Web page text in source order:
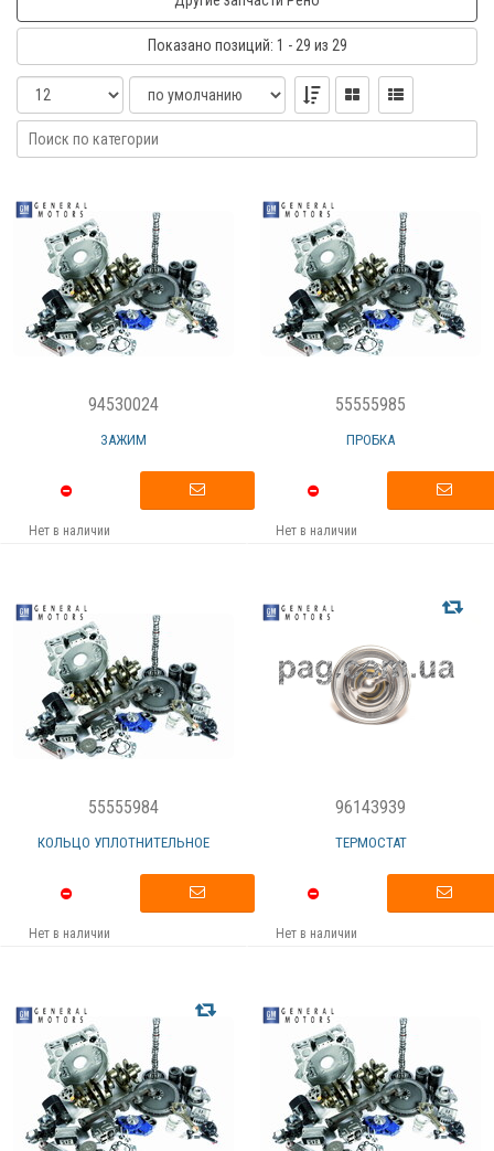
Показано позиций: 1 - 29 из 29
94530024
ЗАЖИМ
Нет в наличии
55555985
ПРОБКА
Нет в наличии
55555984
КОЛЬЦО УПЛОТНИТЕЛЬНОЕ
Нет в наличии
96143939
ТЕРМОСТАТ
Нет в наличии